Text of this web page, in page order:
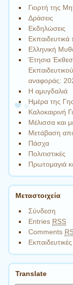
Γιορτή της
Δράσεις
Εκδηλώσεις
Ελληνική
Έτησια
αναφοράς:
Η αμυγδαλιά
Ημέρα της Γης
Καλοκαιρινή
Μέλισσα και
Μετάβαση
Πάσχα
Πολιτιστικές
Πρωτομαγιά
Μεταστοιχεία
Σύνδεση
Entries RSS
Comments
Translate